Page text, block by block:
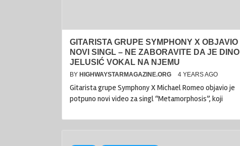
GITARISTA GRUPE SYMPHONY X OBJAVIO
NOVI SINGL – NE ZABORAVITE DA JE DINO
JELUSIĆ VOKAL NA NJEMU
BY HIGHWAYSTARMAGAZINE.ORG 4 YEARS AGO
Gitarista grupe Symphony X Michael Romeo objavio je
potpuno novi video za singl “Metamorphosis”, koji